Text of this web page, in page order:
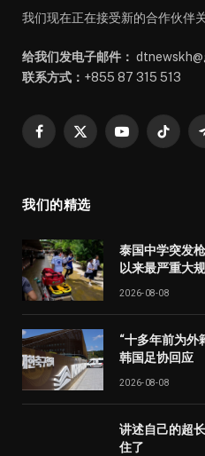
我们现在正在接受新的合作伙伴关
给我们发电子邮件：
联系方式： +855 87 315 513
Facebook
X
YouTubeTikTok
我们的精选
泰国中学突发
以来最严重大
2026-08-08
“十多年前为外
韩国足协回应
2026-08-08
讲述自己的超
住了